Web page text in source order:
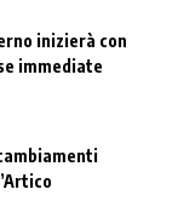
inizierà con
immediate